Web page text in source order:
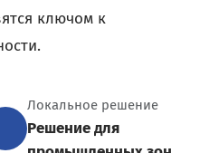
ключом к
Локальное решение
Решение для